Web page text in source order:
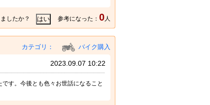
したか？ 参考になった： 0人
カテゴリ： バイク購入
2023.09.07 10:22
す。今後とも色々お世話になること